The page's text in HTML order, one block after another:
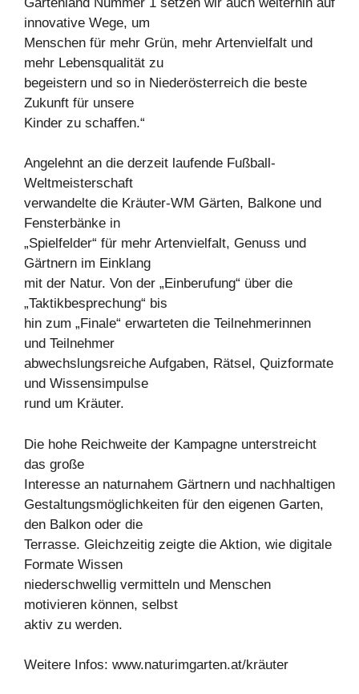
innovative Wege, um
Menschen für mehr Grün, mehr Artenvielfalt und
mehr Lebensqualität zu
begeistern und so in Niederösterreich die beste
Zukunft für unsere
Kinder zu schaffen.“
Angelehnt an die derzeit laufende Fußball-
Weltmeisterschaft
verwandelte die Kräuter-WM Gärten, Balkone und
Fensterbänke in
„Spielfelder“ für mehr Artenvielfalt, Genuss und
Gärtnern im Einklang
mit der Natur. Von der „Einberufung“ über die
„Taktikbesprechung“ bis
hin zum „Finale“ erwarteten die Teilnehmerinnen
und Teilnehmer
abwechslungsreiche Aufgaben, Rätsel, Quizformate
und Wissensimpulse
rund um Kräuter.
Die hohe Reichweite der Kampagne unterstreicht
das große
Interesse an naturnahem Gärtnern und nachhaltigen
Gestaltungsmöglichkeiten für den eigenen Garten,
den Balkon oder die
Terrasse. Gleichzeitig zeigte die Aktion, wie digitale
Formate Wissen
niederschwellig vermitteln und Menschen
motivieren können, selbst
aktiv zu werden.
Weitere Infos: www.naturimgarten.at/kräuter